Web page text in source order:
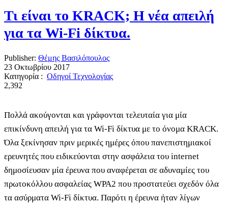
Τι είναι το KRACK; Η νέα απειλή
για τα Wi-Fi δίκτυα.
Publisher: Θέμης Βασιλόπουλος
23 Οκτωβρίου 2017
Κατηγορία : Οδηγοί Τεχνολογίας
2,392
Πολλά ακούγονται και γράφονται τελευταία για μία
επικίνδυνη απειλή για τα Wi-Fi δίκτυα με το όνομα KRACK.
Όλα ξεκίνησαν πριν μερικές ημέρες όπου πανεπιστημιακοί
ερευνητές που ειδικεύονται στην ασφάλεια του internet
δημοσίευσαν μία έρευνα που αναφέρεται σε αδυναμίες του
πρωτοκόλλου ασφαλείας WPA2 που προστατεύει σχεδόν όλα
τα ασύρματα Wi-Fi δίκτυα. Παρότι η έρευνα ήταν λίγων